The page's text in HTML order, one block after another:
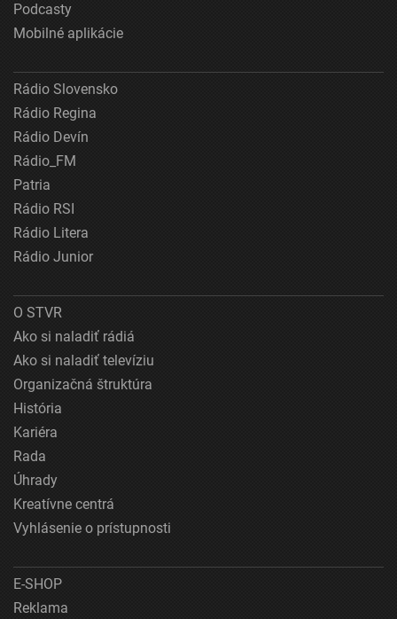
Podcasty
Mobilné aplikácie
Rádio Slovensko
Rádio Regina
Rádio Devín
Rádio_FM
Patria
Rádio RSI
Rádio Litera
Rádio Junior
O STVR
Ako si naladiť rádiá
Ako si naladiť televíziu
Organizačná štruktúra
História
Kariéra
Rada
Úhrady
Kreatívne centrá
Vyhlásenie o prístupnosti
E-SHOP
Reklama